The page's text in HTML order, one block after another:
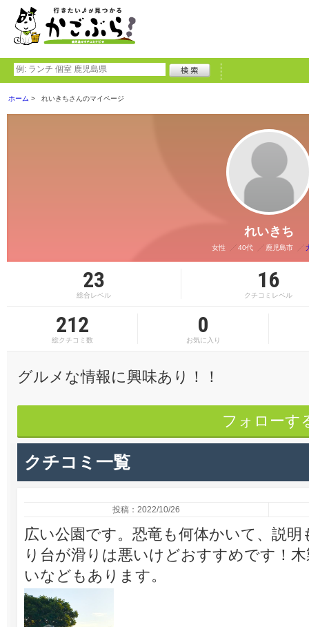
ホーム れいきちさんのマイページ
れいきち
女性 40代 鹿児島市
23
総合レベル
16
クチコミレベル
212
総クチコミ数
0
お気に入り
グルメな情報に興味あり！！
フォローす
クチコミ一覧
投稿：2022/10/26
広い公園です。恐竜も何体かいて、説
り台が滑りは悪いけどおすすめです！
いなどもあります。